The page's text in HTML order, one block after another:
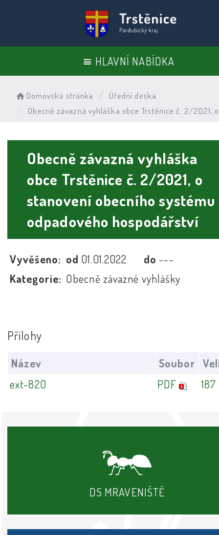
HLAVNÍ NABÍDKA
Domovská stránka
Úřední deska
Obecně závazná vyhláška obce Trstěnice č. 2/
Obecně závazná vyhláška
obce Trstěnice č. 2/2021, o
stanovení obecního systému
odpadového hospodářství
Vyvěšeno: od 01.01.2022 do ---
Kategorie: Obecně závazné vyhlášky
Přílohy
Název Soubor
ext-820
PDF
DS MRAVENIŠTĚ